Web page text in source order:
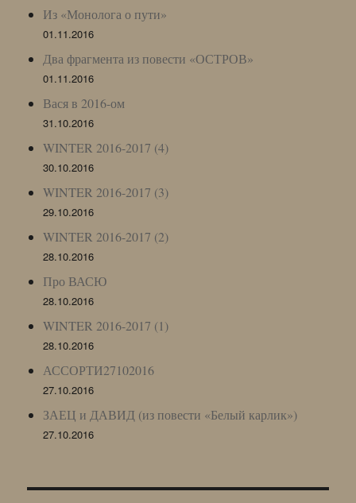
Из «Монолога о пути»
01.11.2016
Два фрагмента из повести «ОСТРОВ»
01.11.2016
Вася в 2016-ом
31.10.2016
WINTER 2016-2017 (4)
30.10.2016
WINTER 2016-2017 (3)
29.10.2016
WINTER 2016-2017 (2)
28.10.2016
Про ВАСЮ
28.10.2016
WINTER 2016-2017 (1)
28.10.2016
АССОРТИ27102016
27.10.2016
ЗАЕЦ и ДАВИД (из повести «Белый карлик»)
27.10.2016